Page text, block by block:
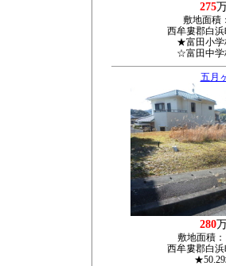
275
敷地面積
西牟婁郡白浜
★富田小
☆富田中
五月
280
敷地面積：
西牟婁郡白浜